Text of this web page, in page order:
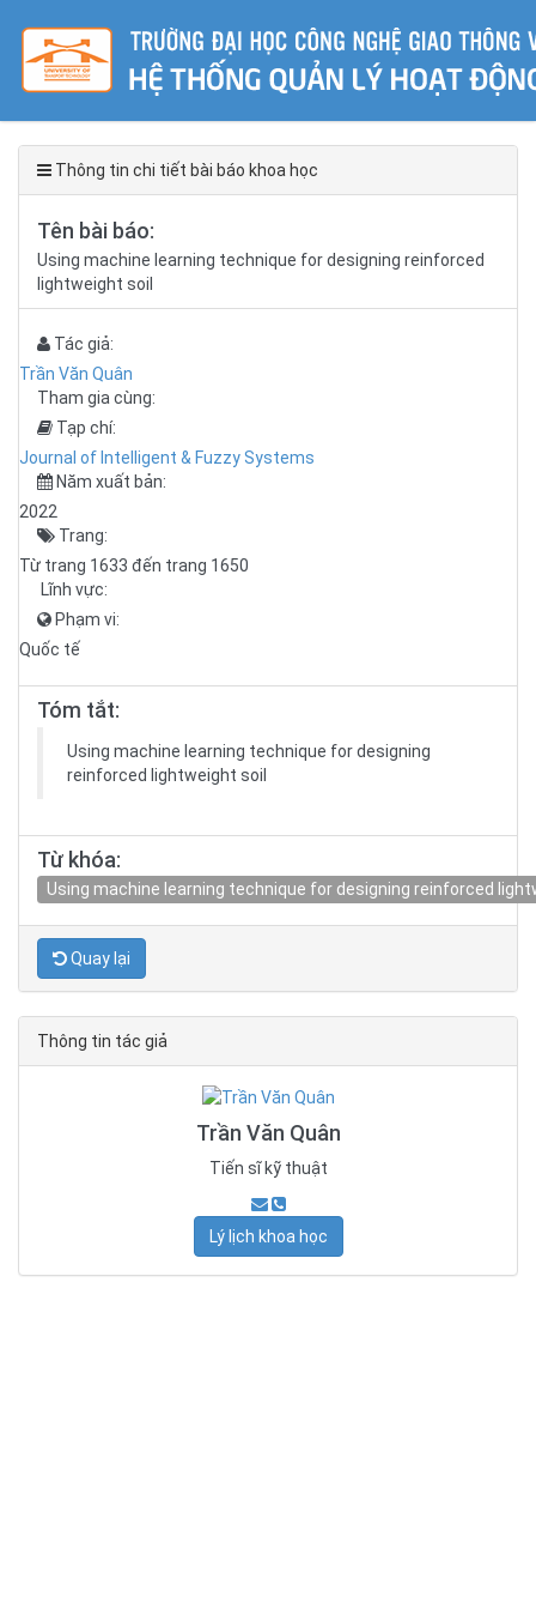
Thông tin chi tiết bài báo khoa học
Tên bài báo:
Using machine learning technique for designing reinforced
lightweight soil
Tác giả:
Trần Văn Quân
Tham gia cùng:
Tạp chí:
Journal of Intelligent & Fuzzy Systems
Năm xuất bản:
2022
Trang:
Từ trang 1633 đến trang 1650
Lĩnh vực:
Phạm vi:
Quốc tế
Tóm tắt:
Using machine learning technique for designing
reinforced lightweight soil
Từ khóa:
Using machine learning technique for designing reinforced
Quay lại
Thông tin tác giả
Trần Văn Quân
Tiến sĩ kỹ thuật
Lý lịch khoa học